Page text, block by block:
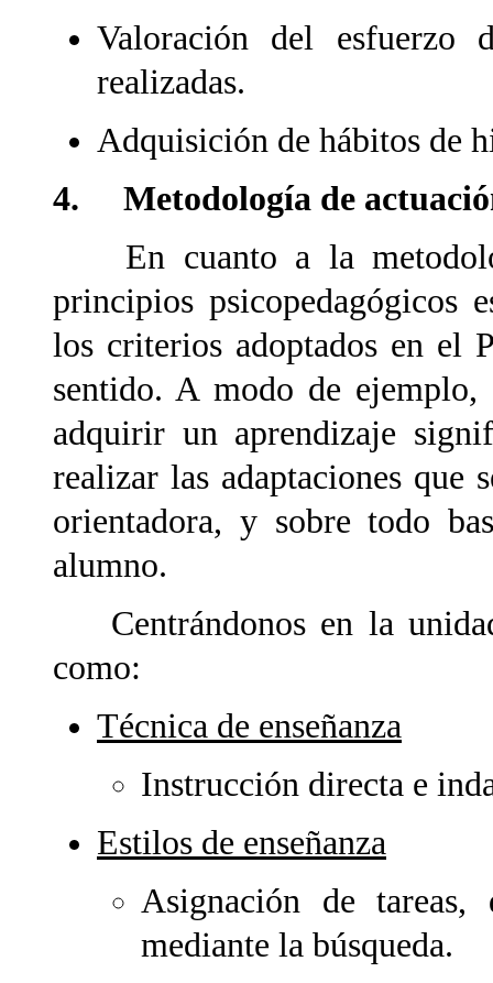
Valoración del esfuerzo
realizadas.
Adquisición de hábitos de
4. Metodología de
En cuanto a la
principios psicopedagógicos
los criterios adoptados en el
sentido. A modo de ejemplo,
adquirir un aprendizaje
realizar las adaptaciones que
orientadora, y sobre todo
alumno.
Centrándonos en la
como:
Técnica de enseñanza
Instrucción directa e
Estilos de enseñanza
Asignación de tareas,
mediante la búsqueda.